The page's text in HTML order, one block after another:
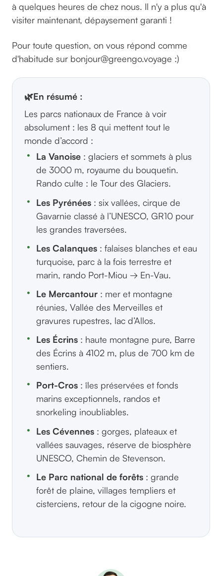
à quelques heures de chez nous. Il n'y a plus qu'à
visiter maintenant, dépaysement garanti !
Pour toute question, on vous répond comme
d'habitude sur bonjour@greengo.voyage :)
🌿En résumé :
Les parcs nationaux de France à voir
absolument : les 8 qui mettent tout le
monde d’accord :
La Vanoise : glaciers et sommets à plus
de 3000 m, royaume du bouquetin.
Rando culte : le Tour des Glaciers.
Les Pyrénées : six vallées, cirque de
Gavarnie classé à l’UNESCO, GR10 pour
les grandes traversées.
Les Calanques : falaises blanches et eau
turquoise, parc à la fois terrestre et
marin, rando Port-Miou → En-Vau.
Le Mercantour : mer et montagne
réunies, Vallée des Merveilles et
gravures rupestres, lac d’Allos.
Les Écrins : haute montagne pure, Barre
des Écrins à 4102 m, plus de 700 km de
sentiers.
Port-Cros : îles préservées et fonds
marins exceptionnels, randos et
snorkeling inoubliables.
Les Cévennes : gorges, plateaux et
vallées sauvages, réserve de biosphère
UNESCO, Chemin de Stevenson.
Le Parc national de forêts : grande
forêt de plaine, villages templiers et
cisterciens, retour de la cigogne noire.